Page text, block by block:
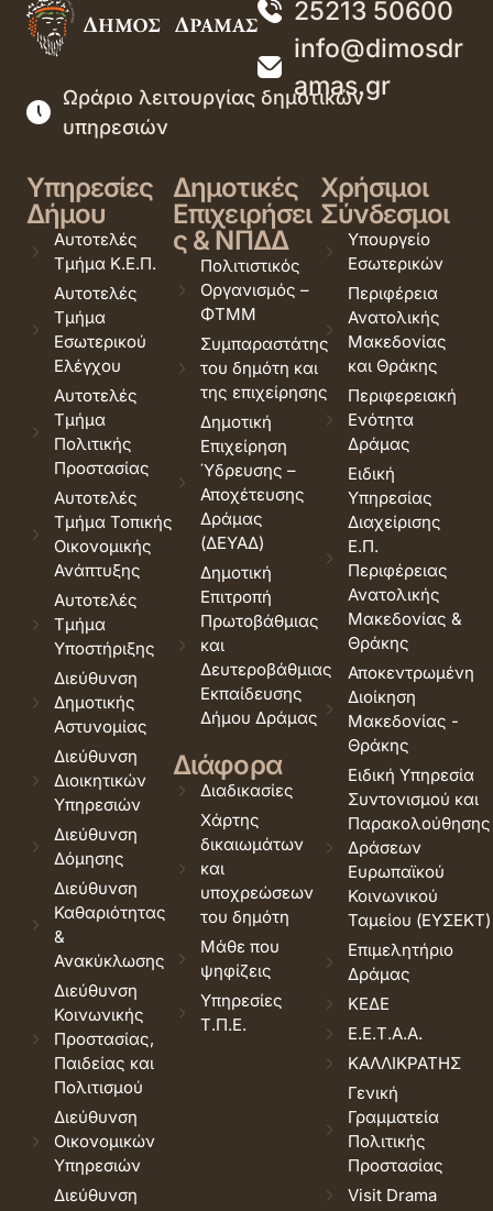
25213 50600
info@dimosdr
amas.gr
Ωράριο λειτουργίας δημοτικών
υπηρεσιών
Υπηρεσίες
Δήμου
Αυτοτελές
Τμήμα Κ.Ε.Π.
Αυτοτελές
Τμήμα
Εσωτερικού
Ελέγχου
Αυτοτελές
Τμήμα
Πολιτικής
Προστασίας
Αυτοτελές
Τμήμα Τοπικής
Οικονομικής
Ανάπτυξης
Αυτοτελές
Τμήμα
Υποστήριξης
Διεύθυνση
Δημοτικής
Αστυνομίας
Διεύθυνση
Διοικητικών
Υπηρεσιών
Διεύθυνση
Δόμησης
Διεύθυνση
Καθαριότητας
&
Ανακύκλωσης
Διεύθυνση
Κοινωνικής
Προστασίας,
Παιδείας και
Πολιτισμού
Διεύθυνση
Οικονομικών
Υπηρεσιών
Διεύθυνση
Δημοτικές
Επιχειρήσει
ς & ΝΠΔΔ
Πολιτιστικός
Οργανισμός –
ΦΤΜΜ
Συμπαραστάτης
του δημότη και
της επιχείρησης
Δημοτική
Επιχείρηση
Ύδρευσης –
Αποχέτευσης
Δράμας
(ΔΕΥΑΔ)
Δημοτική
Επιτροπή
Πρωτοβάθμιας
και
Δευτεροβάθμιας
Εκπαίδευσης
Δήμου Δράμας
Διάφορα
Διαδικασίες
Χάρτης
δικαιωμάτων
και
υποχρεώσεων
του δημότη
Μάθε που
ψηφίζεις
Υπηρεσίες
Τ.Π.Ε.
Χρήσιμοι
Σύνδεσμοι
Υπουργείο
Εσωτερικών
Περιφέρεια
Ανατολικής
Μακεδονίας
και Θράκης
Περιφερειακή
Ενότητα
Δράμας
Ειδική
Υπηρεσίας
Διαχείρισης
Ε.Π.
Περιφέρειας
Ανατολικής
Μακεδονίας &
Θράκης
Αποκεντρωμένη
Διοίκηση
Μακεδονίας -
Θράκης
Ειδική Υπηρεσία
Συντονισμού και
Παρακολούθησης
Δράσεων
Ευρωπαϊκού
Κοινωνικού
Ταμείου (ΕΥΣΕΚΤ)
Επιμελητήριο
Δράμας
ΚΕΔΕ
Ε.Ε.Τ.Α.Α.
ΚΑΛΛΙΚΡΑΤΗΣ
Γενική
Γραμματεία
Πολιτικής
Προστασίας
Visit Drama